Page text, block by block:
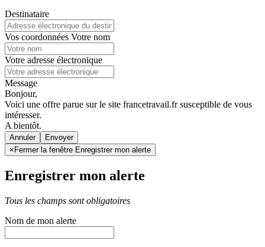
Destinataire
Vos coordonnées Votre nom
Votre adresse électronique
Message
Bonjour,
Voici une offre parue sur le site francetravail.fr susceptible de vous
intéresser.
A bientôt.
Annuler
× Fermer la fenêtre Enregistrer mon alerte
Enregistrer mon alerte
Tous les champs sont obligatoires
Nom de mon alerte